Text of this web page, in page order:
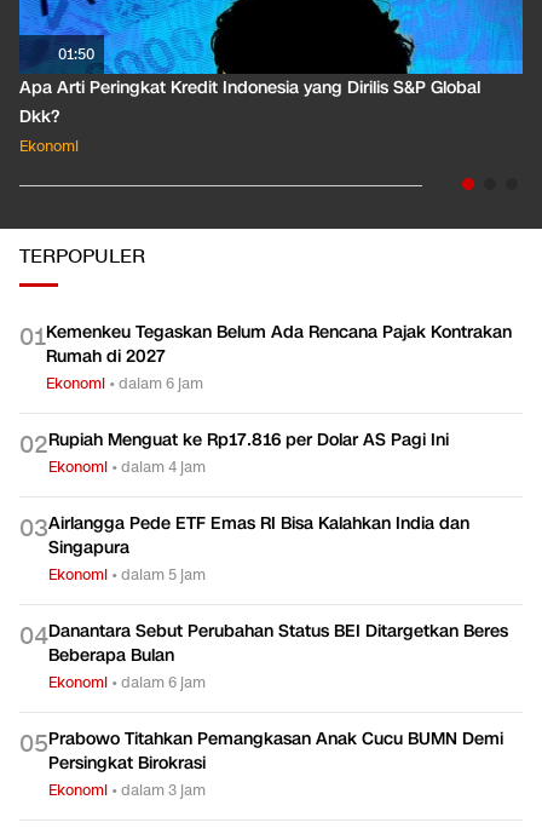
01:50
Apa Arti Peringkat Kredit Indonesia yang Dirilis S&P Global
Ekonomi
TERPOPULER
0 1
Rumah di 2027
Ekonomi•dalam 6 jam
02Rupiah Menguat ke Rp17.816 per Dolar AS Pagi Ini
Ekonomi•dalam 4 jam
0 3
Singapura
Ekonomi•dalam 5 jam
04
Beberapa Bulan
Ekonomi•dalam 6 jam